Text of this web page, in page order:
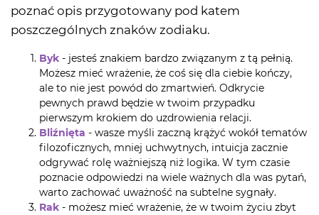
poznać opis przygotowany pod katem
poszczególnych znaków zodiaku.
Byk - jesteś znakiem bardzo związanym z tą pełnią.
Możesz mieć wrażenie, że coś się dla ciebie kończy,
ale to nie jest powód do zmartwień. Odkrycie
pewnych prawd będzie w twoim przypadku
pierwszym krokiem do uzdrowienia relacji.
Bliźnięta - wasze myśli zaczną krążyć wokół tematów
filozoficznych, mniej uchwytnych, intuicja zacznie
odgrywać rolę ważniejszą niż logika. W tym czasie
poznacie odpowiedzi na wiele ważnych dla was pytań,
warto zachować uważność na subtelne sygnały.
Rak - możesz mieć wrażenie, że w twoim życiu zbyt